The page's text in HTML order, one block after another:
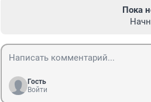
Пока
Гость
Войти